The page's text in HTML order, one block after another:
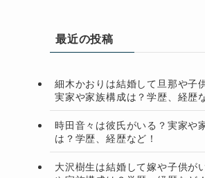
最近の投稿
細木かおりは結婚して旦那や子
実家や家族構成は？学歴、経歴
時田音々は彼氏がいる？実家や
は？学歴、経歴など！
大沢樹生は結婚して嫁や子供が